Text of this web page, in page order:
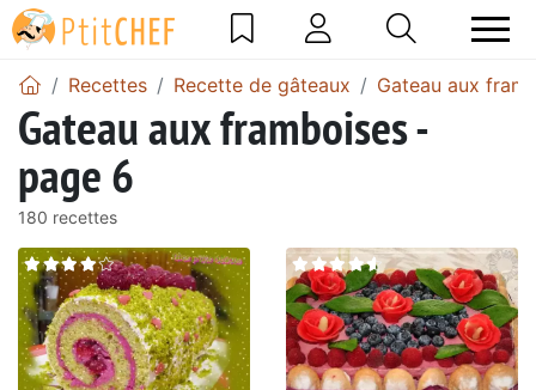
Recettes Recette de gâteaux Gateau aux
Gateau aux framboises -
page 6
180 recettes